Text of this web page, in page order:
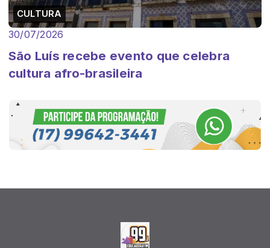
CULTURA
30/07/2026
São Luís recebe evento que celebra
cultura afro-brasileira